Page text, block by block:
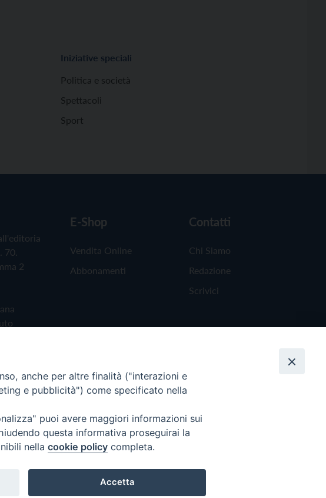
Iniziative speciali
Politica e società
Spettacoli
Sport
70.
2
E-Shop
Vendita Online
Abbonamenti
Contatti
Chi Siamo
Redazione
Scrivici
anche per altre finalità ("interazioni e
e pubblicità") come specificato nella
puoi avere maggiori informazioni sui
questa informativa proseguirai la
nella cookie policy completa.
Accetta